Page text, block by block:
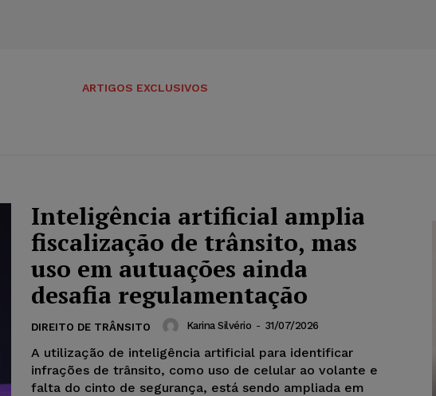
ARTIGOS EXCLUSIVOS
Inteligência artificial amplia
fiscalização de trânsito, mas
uso em autuações ainda
desafia regulamentação
DIREITO DE TRÂNSITO Karina Silvério - 31/07/2026
A utilização de inteligência artificial para identificar
infrações de trânsito, como uso de celular ao volante e
falta do cinto de segurança, está sendo ampliada em